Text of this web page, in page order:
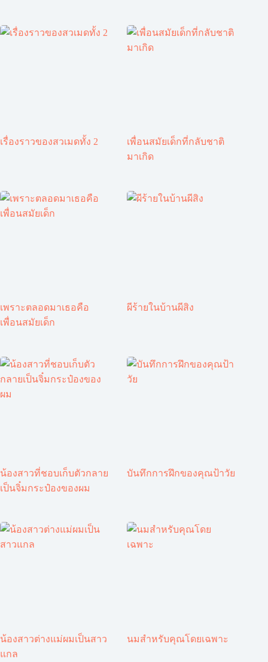
เรื่องราวของสวเมดทั้ง 2
เพื่อนสมัยเด็กที่กลับชาติ
มาเกิด
เพราะตลอดมาเธอคือ
เพื่อนสมัยเด็ก
ผีร้ายในบ้านผีสิง
น้องสาวที่ชอบเก็บตัวกลาย
เป็นจิ๋มกระป๋องของผม
บันทึกการฝึกของคุณป้าวัย
น้องสาวต่างแม่ผมเป็นสาว
แกล
นมสำหรับคุณโดยเฉพาะ